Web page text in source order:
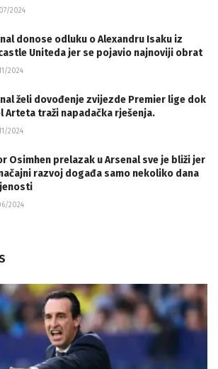
2024
donose odluku o Alexandru Isaku iz
Uniteda jer se pojavio najnoviji obrat
2024
želi dovođenje zvijezde Premier lige dok
Arteta traži napadačka rješenja.
2024
Osimhen prelazak u Arsenal sve je bliži jer
razvoj događa samo nekoliko dana
2024